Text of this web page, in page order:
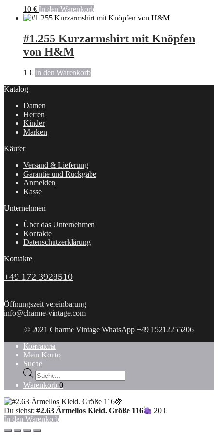
10 € In den Warenkorb
#1.255 Kurzarmshirt mit Knöpfen
von H&M
1 € In den Warenkorb
Katalog
Damen
Herren
Kinder
Marken
Käufer
Versand & Lieferung
Garantie und Rückgabe
Anmelden
Kasse
Unternehmen
Über das Unternehmen
Kontakte
Datenschutzerklärung
Kontakte
+49 172 3928510
Öffnungszeit vereinbarung
info@charme-vintage.com
© 2021 Charme Vintage WhatsApp +49 15212255206
Контакты
Mein Konto
Suche
Products
search
Warenkorb 0
Du siehst: #2.63 Ärmellos Kleid. Größe 116 20€
In den Warenkorb